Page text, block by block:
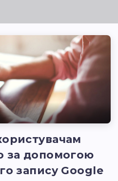
за допомогою
запису Google